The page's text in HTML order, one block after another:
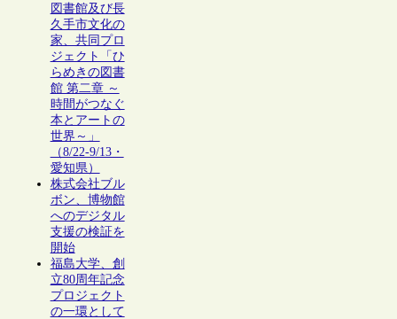
図書館及び長
久手市文化の
家、共同プロ
ジェクト「ひ
らめきの図書
館 第二章 ～
時間がつなぐ
本とアートの
世界～」
（8/22-9/13・
愛知県）
株式会社ブル
ボン、博物館
へのデジタル
支援の検証を
開始
福島大学、創
立80周年記念
プロジェクト
の一環として